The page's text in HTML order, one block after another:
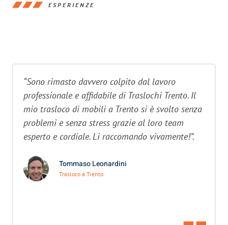
ESPERIENZE
“Sono rimasto davvero colpito dal lavoro
professionale e affidabile di Traslochi Trento. Il
mio trasloco di mobili a Trento si è svolto senza
problemi e senza stress grazie al loro team
esperto e cordiale. Li raccomando vivamente!”.
Tommaso Leonardini
Trasloco a Trento